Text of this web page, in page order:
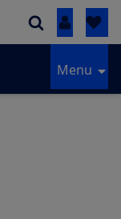
Inloggen
Menu